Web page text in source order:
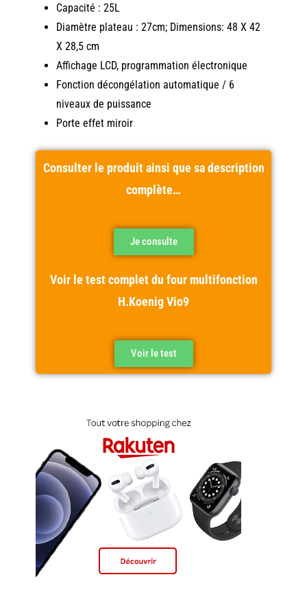
Capacité : 25L
Diamètre plateau : 27cm; Dimensions: 48 X 42
X 28,5 cm
Affichage LCD, programmation électronique
Fonction décongélation automatique / 6
niveaux de puissance
Porte effet miroir
Consulter le produit ainsi que sa description
complète…
Je consulte
Voir le test complet du four multifonction
H.Koenig Vio9
Voir le test